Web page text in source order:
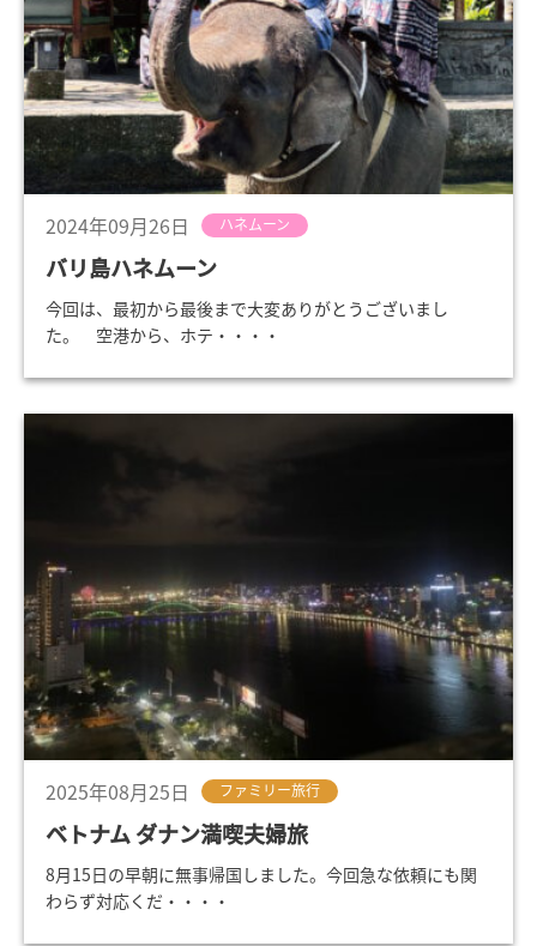
2024年09月26日 ハネムーン
バリ島ハネムーン
今回は、最初から最後まで大変ありがとうございまし
た。 空港から、ホテ・・・・
2025年08月25日 ファミリー旅行
ベトナム ダナン満喫夫婦旅
8月15日の早朝に無事帰国しました。今回急な依頼にも関
わらず対応くだ・・・・